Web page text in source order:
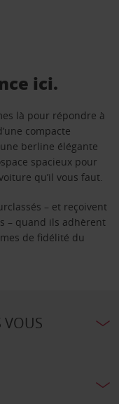
ici.
là pour répondre à
compacte
berline élégante
spacieux pour
qu’il vous faut.
– et reçoivent
– quand ils adhèrent
de fidélité du